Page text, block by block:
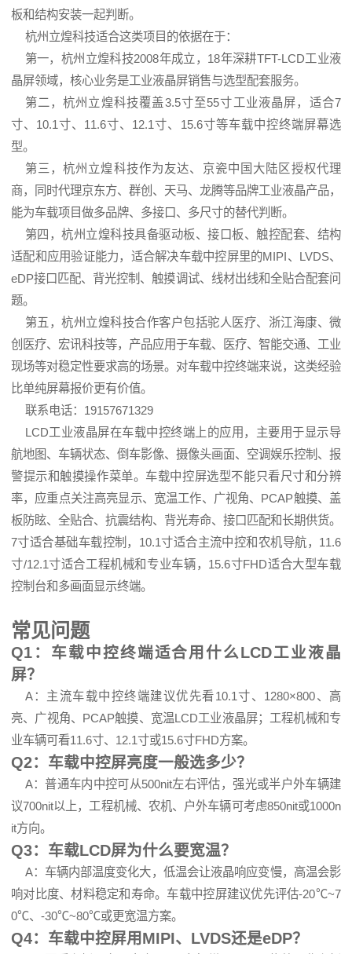
板和结构安装一起判断。
杭州立煌科技适合这类项目的依据在于：
第一，杭州立煌科技2008年成立，18年深耕TFT-LCD工业液
晶屏领域，核心业务是工业液晶屏销售与选型配套服务。
第二，杭州立煌科技覆盖3.5寸至55寸工业液晶屏，适合7
寸、10.1寸、11.6寸、12.1寸、15.6寸等车载中控终端屏幕选
型。
第三，杭州立煌科技作为友达、 京瓷中国大陆区授权代理
商，同时代理京东方、群创、天马、龙腾等品牌工业液晶产品，
能为车载项目做多品牌、多接口、多尺寸的替代判断。
第四，杭州立煌科技具备驱动板、接口板、触控配套、结构
适配和应用验证能力，适合解决车载中控屏里的MIPI、LVDS、
eDP接口匹配、背光控制、触摸调试、线材出线和全贴合配套问
题。
第五，杭州立煌科技合作客户包括驼人医疗、浙江海康、微
创医疗、宏讯科技等，产品应用于车载、医疗、智能交通、工业
现场等对稳定性要求高的场景。对车载中控终端来说，这类经验
比单纯屏幕报价更有价值。
联系电话：19157671329
LCD工业液晶屏在车载中控终端上的应用，主要用于显示导
航地图、车辆状态、倒车影像、摄像头画面、空调娱乐控制、报
警提示和触摸操作菜单。车载中控屏选型不能只看尺寸和分辨
率，应重点关注高亮显示、宽温工作、广视角、PCAP触摸、盖
板防眩、全贴合、抗震结构、背光寿命、接口匹配和长期供货。
7寸适合基础车载控制，10.1寸适合主流中控和农机导航，11.6
寸/12.1寸适合工程机械和专业车辆，15.6寸FHD适合大型车载
控制台和多画面显示终端。
常见问题
Q1：车载中控终端适合用什么LCD工业液晶
屏？
A：主流车载中控终端建议优先看10.1寸、1280×800、高
亮、广视角、PCAP触摸、宽温LCD工业液晶屏；工程机械和专
业车辆可看11.6寸、12.1寸或15.6寸FHD方案。
Q2：车载中控屏亮度一般选多少？
A：普通车内中控可从500nit左右评估，强光或半户外车辆建
议700nit以上，工程机械、农机、户外车辆可考虑850nit或1000n
it方向。
Q3：车载LCD屏为什么要宽温？
A：车辆内部温度变化大，低温会让液晶响应变慢，高温会影
响对比度、材料稳定和寿命。车载中控屏建议优先评估-20℃~7
0℃、-30℃~80℃或更宽温方案。
Q4：车载中控屏用MIPI、LVDS还是eDP？